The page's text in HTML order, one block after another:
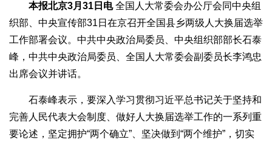
本报北京3月31日电全国人大常委会办公厅会同中央组
织部、中央宣传部31日在京召开全国县乡两级人大换届选举
工作部署会议。中共中央政治局委员、中央组织部部长石泰
峰，中共中央政治局委员、全国人大常委会副委员长李鸿忠
出席会议并讲话。
石泰峰表示，要深入学习贯彻习近平总书记关于坚持和
完善人民代表大会制度、做好人大换届选举工作的一系列重
要论述，坚定拥护“两个确立”、坚决做到“两个维护”，切实